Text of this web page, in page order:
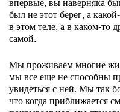
был не этот берег, а
в этом теле, а в каком-то
самой.
Мы проживаем многие
мы все еще не способны
увидеться с ней. Мы так
что когда приближается